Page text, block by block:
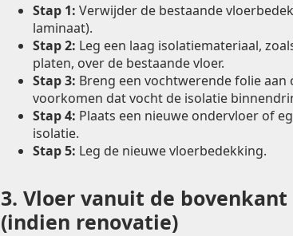
Stap 1: Verwijder de bestaande
laminaat).
Stap 2: Leg een laag isolatiemateriaal,
platen, over de bestaande vloer.
Stap 3: Breng een vochtwerende folie aan
voorkomen dat vocht de isolatie
Stap 4: Plaats een nieuwe ondervloer of
isolatie.
Stap 5: Leg de nieuwe vloerbedekking.
3. Vloer vanuit de bovenkant
(indien renovatie)